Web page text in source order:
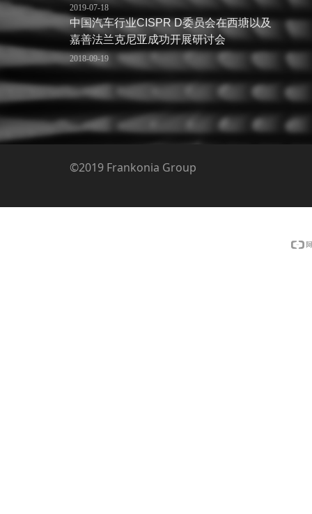
2019-07-18
中国汽车行业CISPR D委员会在西塘以及
嘉善法兰克尼亚成功开展研讨会
2018-09-19
©2019 Frankonia Group